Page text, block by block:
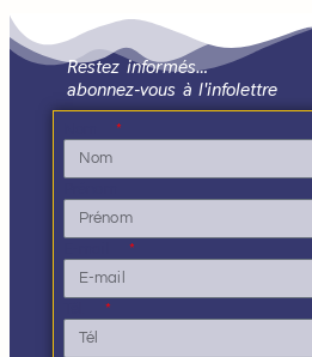
Restez informés…
abonnez-vous à l'infolettre